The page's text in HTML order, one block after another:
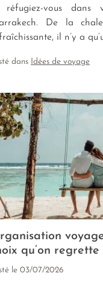
réfugiez-vous
De la
il n’y a
dans Idées de voyage
qu’on
le03/07/2026